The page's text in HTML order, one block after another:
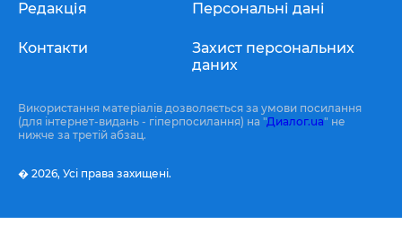
Редакція
Контакти
Персональні дані
Захист персональних
даних
Використання матеріалів дозволяється за умови посилання
(для інтернет-видань - гіперпосилання) на "Диалог.ua" не
нижче за третій абзац.
� 2026, Усі права захищені.